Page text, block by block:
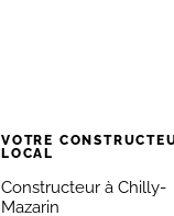
VOTRE
LOCAL
Constructeur à Chilly-
Mazarin